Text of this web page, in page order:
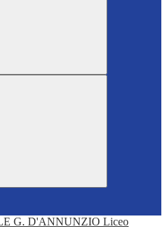
Liceo